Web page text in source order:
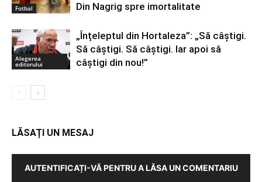
Fotbal
Din Nagrig spre imortalitate
Alegerea
editorului
„Înțeleptul din Hortaleza”: „Să câștigi.
Să câștigi. Să câștigi. Iar apoi să
câștigi din nou!”
LĂSAȚI UN MESAJ
AUTENTIFICAȚI-VĂ PENTRU A LĂSA UN COMENTARIU